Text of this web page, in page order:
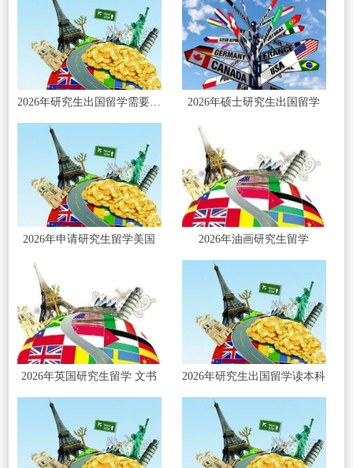
2026年研究生出国留学需要哪些条件 2026年硕士研究生出国留学
2026年申请研究生留学美国 2026年油画研究生留学
2026年英国研究生留学 文书 2026年研究生出国留学读本科